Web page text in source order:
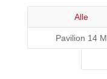
Alle
Pavilion 14 M